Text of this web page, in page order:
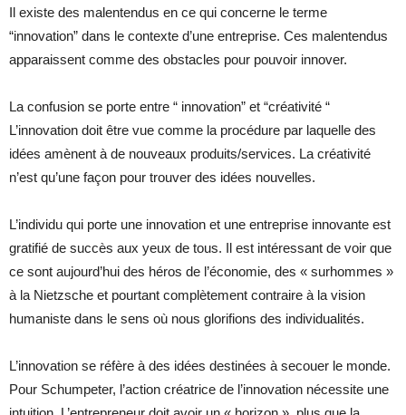
Il existe des malentendus en ce qui concerne le terme
“innovation” dans le contexte d’une entreprise. Ces malentendus
apparaissent comme des obstacles pour pouvoir innover.
La confusion se porte entre “ innovation” et “créativité “
L’innovation doit être vue comme la procédure par laquelle des
idées amènent à de nouveaux produits/services. La créativité
n’est qu’une façon pour trouver des idées nouvelles.
L’individu qui porte une innovation et une entreprise innovante est
gratifié de succès aux yeux de tous. Il est intéressant de voir que
ce sont aujourd’hui des héros de l’économie, des « surhommes »
à la Nietzsche et pourtant complètement contraire à la vision
humaniste dans le sens où nous glorifions des individualités.
L’innovation se réfère à des idées destinées à secouer le monde.
Pour Schumpeter, l’action créatrice de l’innovation nécessite une